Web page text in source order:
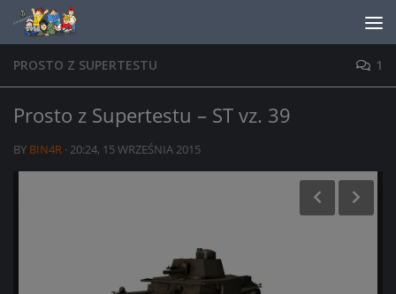
Skip to content
PROSTO Z SUPERTESTU 1
Prosto z Supertestu – ST vz. 39
BY BIN4R · 20:24, 15 WRZEŚNIA 2015